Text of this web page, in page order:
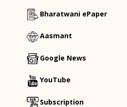
Bharatwani ePaper
Aasmant
Google News
YouTube
Subscription